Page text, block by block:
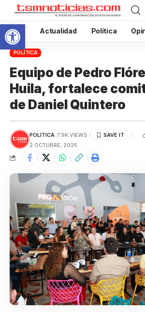
Abrir barra de herramientas
Inicio Actualidad Política
POLÍTICA
Equipo de Pedro
Huila, fortalece
de Daniel Quintero
POLÍTICA 7.9K VIEWS
2 OCTUBRE, 2025